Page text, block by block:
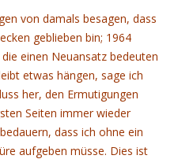
von damals besagen, dass
geblieben bin; 1964
einen Neuansatz bedeuten
etwas hängen, sage ich
her, den Ermutigungen
Seiten immer wieder
dass ich ohne ein
aufgeben müsse. Dies ist